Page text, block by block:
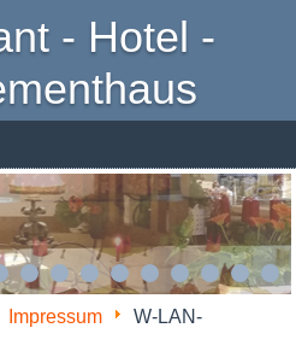
- Hotel -
Impressum
W-LAN-